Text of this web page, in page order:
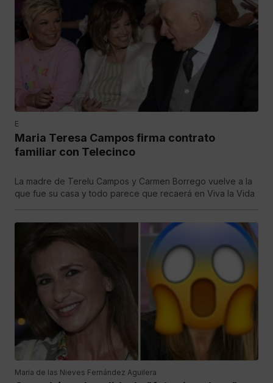
E
Maria Teresa Campos firma contrato
familiar con Telecinco
La madre de Terelu Campos y Carmen Borrego vuelve a la
que fue su casa y todo parece que recaerá en Viva la Vida
María de las Nieves Fernández Aguilera